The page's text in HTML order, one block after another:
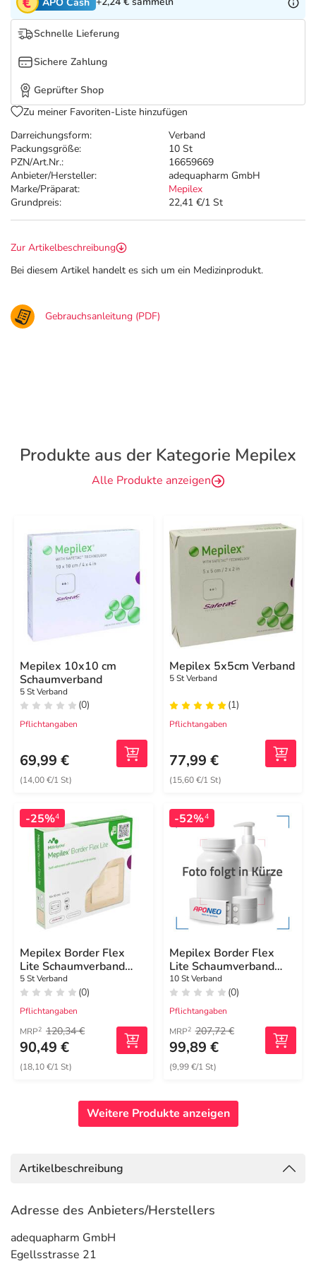
Tierapotheke
Vitamine & Mineralstoffe
Salus Deals
Darreichungsform:
Verband
Packungsgröße:
10 St
PZN/Art.Nr.:
16659669
Anbieter/Hersteller:
adequapharm GmbH
Marke/Präparat:
Mepilex
Grundpreis:
22,41 €/1 St
Schnelle Lieferung
Sichere Zahlung
Geprüfter Shop
Zu meiner Favoriten-Liste hinzufügen
Zur Artikelbeschreibung
Bei diesem Artikel handelt es sich um ein Medizinprodukt.
Gebrauchsanleitung (PDF)
Produkte aus der Kategorie Mepilex
Alle Produkte anzeigen
Mepilex 10x10 cm
Schaumverband
5 St Verband
(0)
Pflichtangaben
69,99 €
(14,00 €/1 St)
Mepilex 5x5cm Verband
5 St Verband
(1)
Pflichtangaben
77,99 €
(15,60 €/1 St)
-25%4
Mepilex Border Flex
Lite Schaumverband
10x10 cm
5 St Verband
(0)
Pflichtangaben
MRP2 120,34 €
90,49 €
(18,10 €/1 St)
-52%4
Mepilex Border Flex
Lite Schaumverband
10x10 cm
10 St Verband
(0)
Pflichtangaben
MRP2 207,72 €
99,89 €
(9,99 €/1 St)
Weitere Produkte anzeigen
Artikelbeschreibung
Adresse des Anbieters/Herstellers
adequapharm GmbH
Egellsstrasse 21